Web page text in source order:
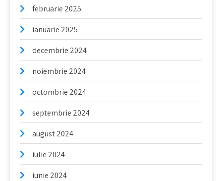
februarie 2025
ianuarie 2025
decembrie 2024
noiembrie 2024
octombrie 2024
septembrie 2024
august 2024
iulie 2024
iunie 2024